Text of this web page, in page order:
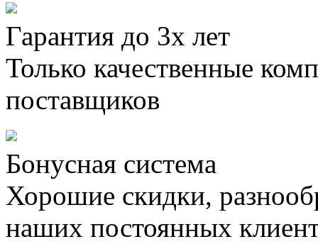
Гарантия до 3х лет
Только качественные
поставщиков
Бонусная система
Хорошие скидки,
наших постоянных